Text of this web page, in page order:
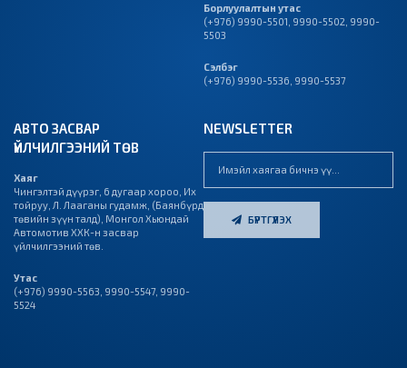
Борлуулалтын утас
(+976) 9990-5501 9990-5502 9990-
5503
Сэлбэг
(+976) 9990-5536 9990-5537
АВТО ЗАСВАР
ҮЙЛЧИЛГЭЭНИЙ ТӨВ
Хаяг
Чингэлтэй дүүрэг, 6 дугаар хороо, Их
тойруу, Л. Лааганы гудамж, (Баянбүрд
төвийн зүүн талд), Монгол Хьюндай
Автомотив ХХК-н засвар
үйлчилгээний төв.
Утас
(+976) 9990-5563 9990-5547, 9990-
5524
NEWSLETTER
БҮРТГҮҮЛЭХ